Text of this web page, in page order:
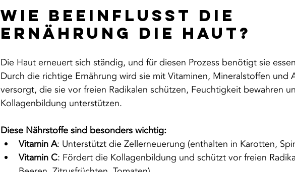
Wie beeinflusst die
Ernährung die Haut?
Die Haut erneuert sich ständig, und für diesen Prozess benötigt sie
Durch die richtige Ernährung wird sie mit Vitaminen, Mineralstoffen und
versorgt, die sie vor freien Radikalen schützen, Feuchtigkeit bewahren
Kollagenbildung unterstützen.
Diese Nährstoffe sind besonders wichtig:
Vitamin A: Unterstützt die Zellerneuerung (enthalten in Karotten,
Vitamin C: Fördert die Kollagenbildung und schützt vor freien